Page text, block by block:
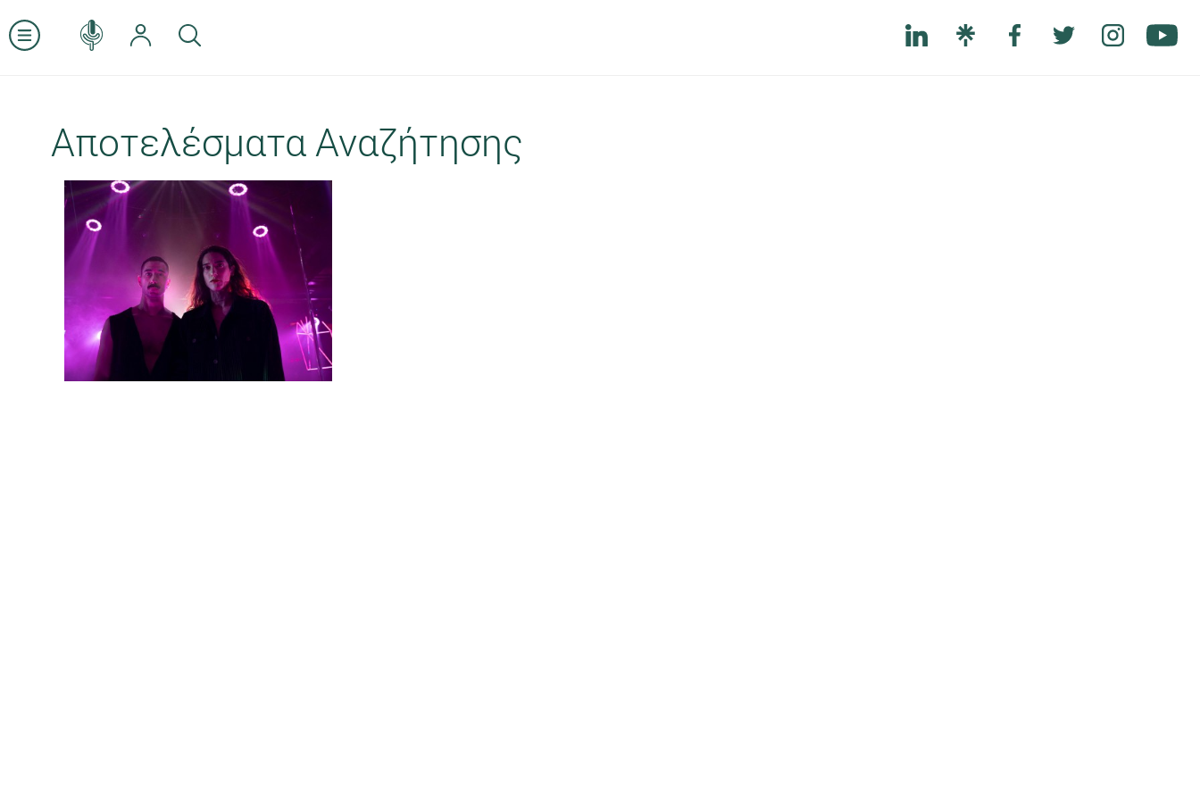
Αποτελέσματα Αναζήτησης